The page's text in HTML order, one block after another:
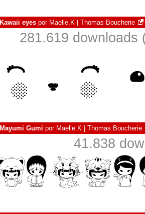
Kawaii eyes por Maelle.K | Thomas Boucherie
281.619 downloads
Mayumi Gumi por Maelle.K | Thomas Boucherie
41.838